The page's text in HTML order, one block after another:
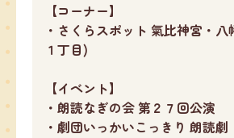
【コーナー】
・さくらスポット 氣比神宮・
１丁目)
【イベント】
・朗読なぎの会 第２７回公演
・劇団いっかいこっきり 朗読劇